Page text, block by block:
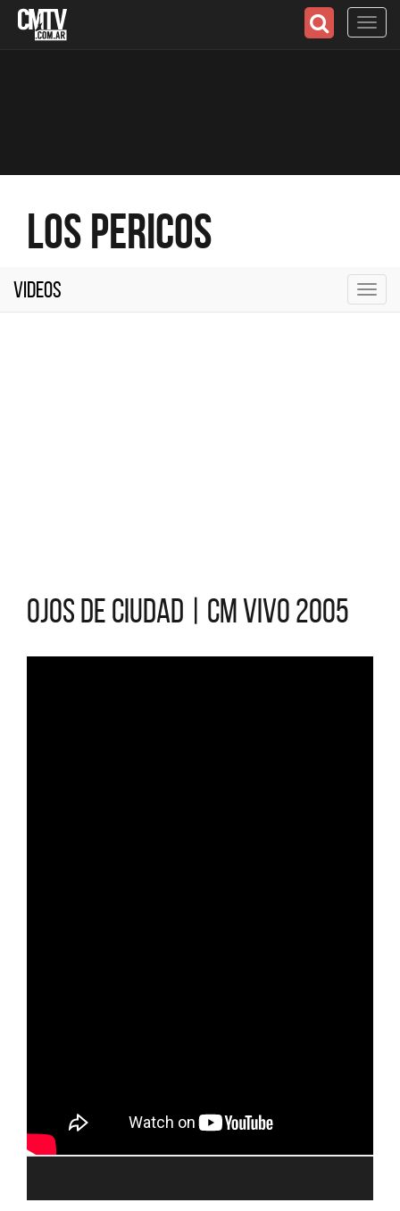
Los Pericos
Videos
Ojos de ciudad | CM Vivo 2005